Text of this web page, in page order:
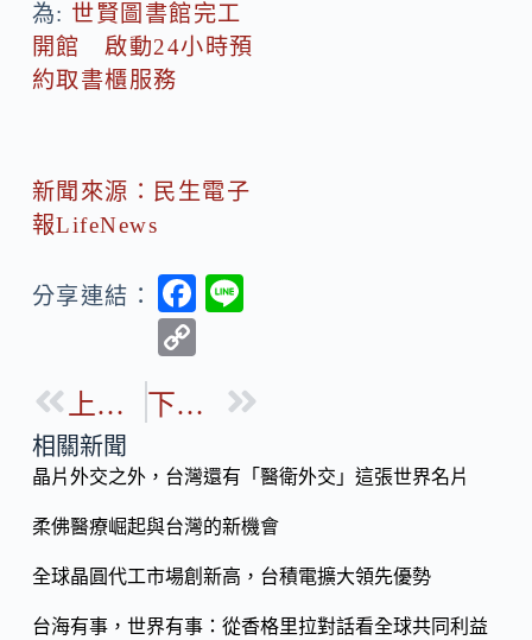
為: 世賢圖書館完工
開館 啟動24小時預
約取書櫃服務
新聞來源：民生電子
報LifeNews
分享連結：
F
b
o
k
p
Li
n
k
上一篇 下一篇
相關新聞
晶片外交之外，台灣還有「醫衛外交」這張世界名片
柔佛醫療崛起與台灣的新機會
全球晶圓代工市場創新高，台積電擴大領先優勢
台海有事，世界有事：從香格里拉對話看全球共同利益